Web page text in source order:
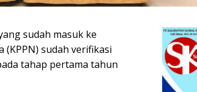
sudah masuk ke
sudah verifikasi
tahap pertama tahun